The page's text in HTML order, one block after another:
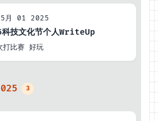
月 01 2025
技文化节个人WriteUp
打比赛 好玩
3